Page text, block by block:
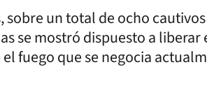
un total de ocho
se mostró dispuesto a
fuego que se negocia